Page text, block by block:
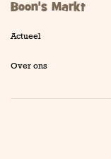
Boon's Markt
Actueel
Over ons